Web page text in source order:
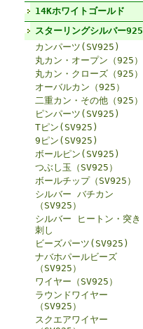
14Kホワイトゴールド
スターリングシルバー925
カンパーツ(SV925)
丸カン・オープン（925）
丸カン・クローズ（925）
オーバルカン（925）
二重カン・その他（925）
ピンパーツ(SV925)
Tピン(SV925)
9ピン(SV925)
ボールピン(SV925)
つぶし玉（SV925）
ボールチップ（SV925）
シルバー バチカン
（SV925）
シルバー ヒートン・突き
刺し
ビーズパーツ(SV925)
ナバホパールビーズ
（SV925）
ワイヤー（SV925）
ラウンドワイヤー
（SV925）
スクエアワイヤー